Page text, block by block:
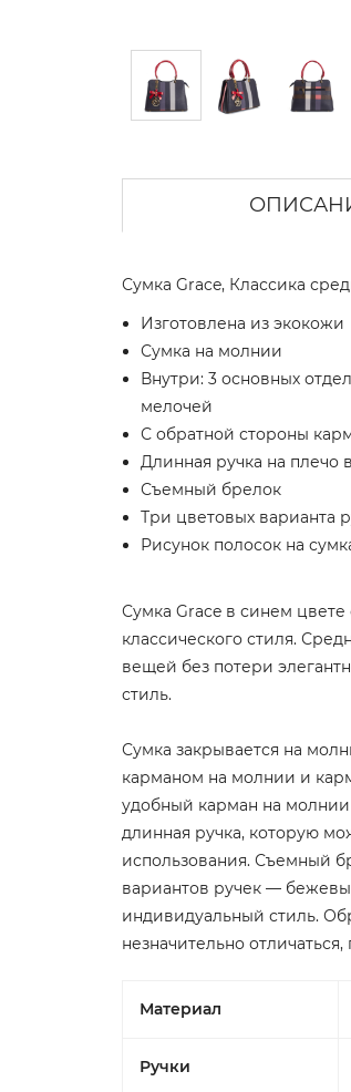
Сумка Grace, Классика
Изготовлена из экокожи
Сумка на молнии
Внутри: 3 основных
мелочей
С обратной стороны
Длинная ручка на плечо
Съемный брелок
Три цветовых варианта
Рисунок полосок на
Сумка Grace в синем
классического стиля.
вещей без потери
стиль.
Сумка закрывается на
карманом на молнии и
удобный карман на
длинная ручка, которую
использования. Съемный
вариантов ручек —
индивидуальный стиль.
незначительно
Материал
Ручки